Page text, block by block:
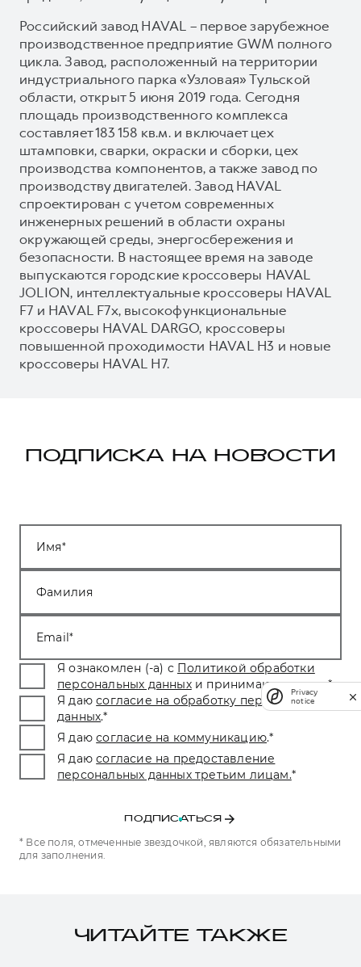
Российский завод HAVAL – первое зарубежное
производственное предприятие GWM полного
цикла. Завод, расположенный на территории
индустриального парка «Узловая» Тульской
области, открыт 5 июня 2019 года. Сегодня
площадь производственного комплекса
составляет 183 158 кв.м. и включает цех
штамповки, сварки, окраски и сборки, цех
производства компонентов, а также завод по
производству двигателей. Завод HAVAL
спроектирован с учетом современных
инженерных решений в области охраны
окружающей среды, энергосбережения и
безопасности. В настоящее время на заводе
выпускаются городские кроссоверы HAVAL
JOLION, интеллектуальные кроссоверы HAVAL
F7 и HAVAL F7x, высокофункциональные
кроссоверы HAVAL DARGO, кроссоверы
повышенной проходимости HAVAL H3 и новые
кроссоверы HAVAL H7.
ПОДПИСКА НА НОВОСТИ
Имя
Фамилия
Email
Я ознакомлен (-а) с Политикой обработки
персональных данных и принимаю условия.*
Я даю согласие на обработку персональных
данных.*
Я даю согласие на коммуникацию.*
Я даю согласие на предоставление
персональных данных третьим лицам.*
ПОДПИСАТЬСЯ
* Все поля, отмеченные звездочкой, являются обязательными
для заполнения.
ЧИТАЙТЕ ТАКЖЕ
Privacy
notice